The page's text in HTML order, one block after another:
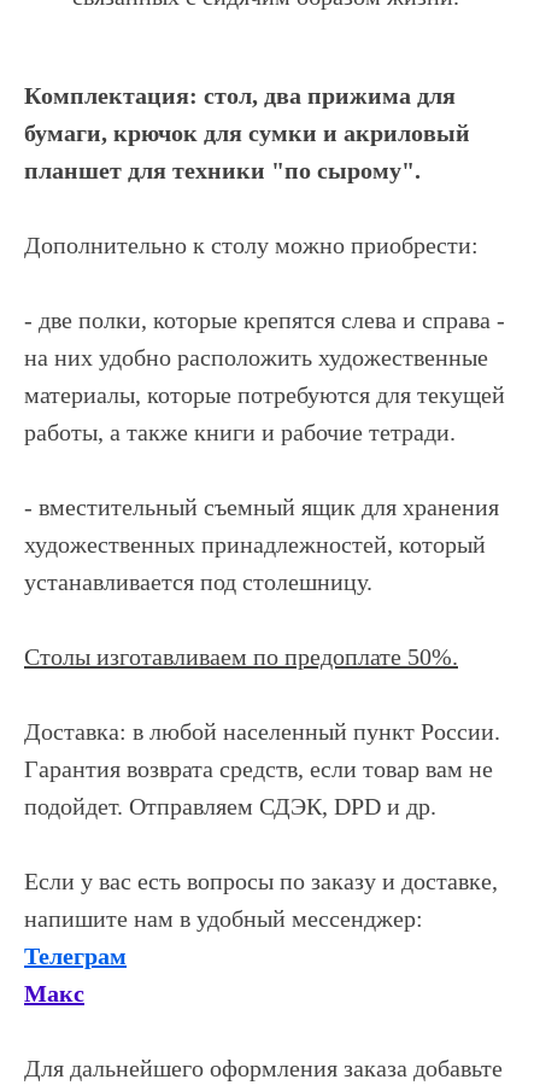
Комплектация: стол, два прижима для
бумаги, крючок для сумки и акриловый
планшет для техники "по сырому".
Дополнительно к столу можно приобрести:
- две полки, которые крепятся слева и справа -
на них удобно расположить художественные
материалы, которые потребуются для текущей
работы, а также книги и рабочие тетради.
- вместительный съемный ящик для хранения
художественных принадлежностей, который
устанавливается под столешницу.
Столы изготавливаем по предоплате 50%.
Доставка: в любой населенный пункт России.
Гарантия возврата средств, если товар вам не
подойдет. Отправляем СДЭК, DPD и др.
Если у вас есть вопросы по заказу и доставке,
напишите нам в удобный мессенджер:
Телеграм
Макс
Для дальнейшего оформления заказа добавьте